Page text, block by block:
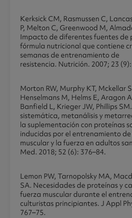
Kerksick CM, Rasmussen C,
P, Melton C, Greenwood M,
Impacto de diferentes fuentes de
fórmula nutricional que contiene
semanas de entrenamiento de
resistencia. Nutrición. 2007; 23
Morton RW, Murphy KT, Mckellar
Henselmans M, Helms E, Aragon
Banfield L, Krieger JW, Phillips
sistemática, metanálisis y
la suplementación con proteínas
inducidas por el entrenamiento
muscular y la fuerza en adultos
Med. 2018; 52 (6): 376–84.
Lemon PW, Tarnopolsky MA,
SA. Necesidades de proteínas y
fuerza muscular durante el
culturistas principiantes. J Appl
767–75.